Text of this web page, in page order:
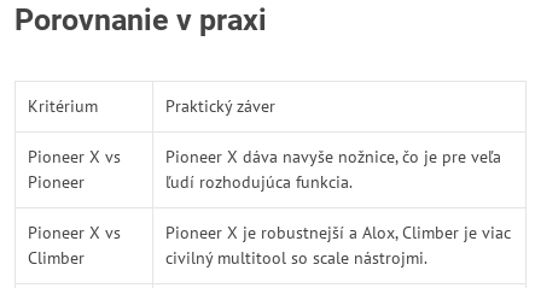
Porovnanie v praxi
Kritérium Praktický záver
Pioneer X vs
Pioneer
Pioneer X dáva navyše nožnice, čo je pre veľa
ľudí rozhodujúca funkcia.
Pioneer X vs
Climber
Pioneer X je robustnejší a Alox, Climber je viac
civilný multitool so scale nástrojmi.